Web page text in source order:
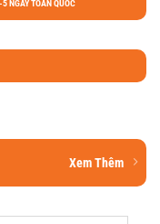
NGÀY TOÀN QUỐC
Xem Thêm